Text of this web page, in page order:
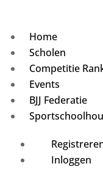
Home
Scholen
Competitie
Events
BJJ Federatie
Inloggen